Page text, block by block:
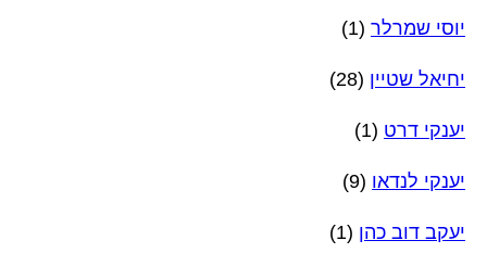
יוסי שמרלר (1)
יחיאל שטיין (28)
יענקי דרט (1)
יענקי לנדאו (9)
יעקב דוב כהן (1)